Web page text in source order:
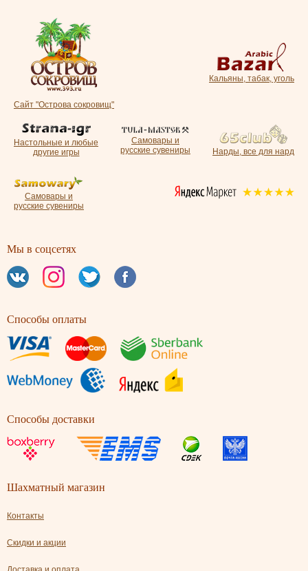
Сайт "Острова сокровищ"
Кальяны, табак, уголь
Настольные и любые
другие игры
Самовары и
русские сувениры
Нарды, все для нард
Самовары и
русские сувениры
Мы в соцсетях
Способы оплаты
Способы доставки
Шахматный магазин
Контакты
Скидки и акции